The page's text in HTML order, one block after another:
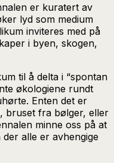
er kuratert av
lyd som medium
inviteres med på
i byen, skogen,
til å delta i “spontan
økologiene rundt
Enten det er
bruset fra bølger, eller
minne oss på at
alle er avhengige